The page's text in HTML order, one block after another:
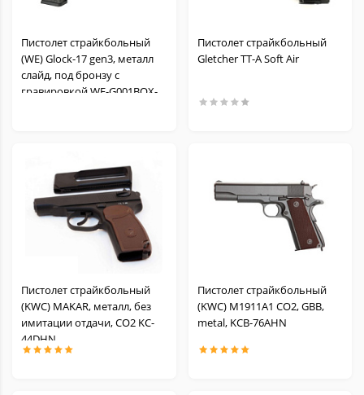
Пистолет страйкбольный
(WE) Glock-17 gen3, металл
слайд, под бронзу с
гравировкой WE-G001BOX-
Пистолет страйкбольный
Gletcher TT-A Soft Air
Пистолет страйкбольный
(KWC) MAKAR, металл, без
имитации отдачи, СО2 KC-
44DHN
Пистолет страйкбольный
(KWC) M1911A1 CO2, GBB,
metal, KCB-76AHN